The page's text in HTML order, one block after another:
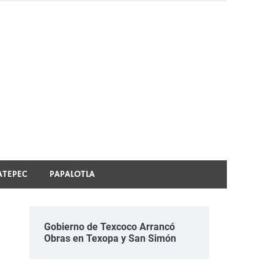
PAPALOTLA
Gobierno de Texcoco Arrancó
Obras en Texopa y San Simón